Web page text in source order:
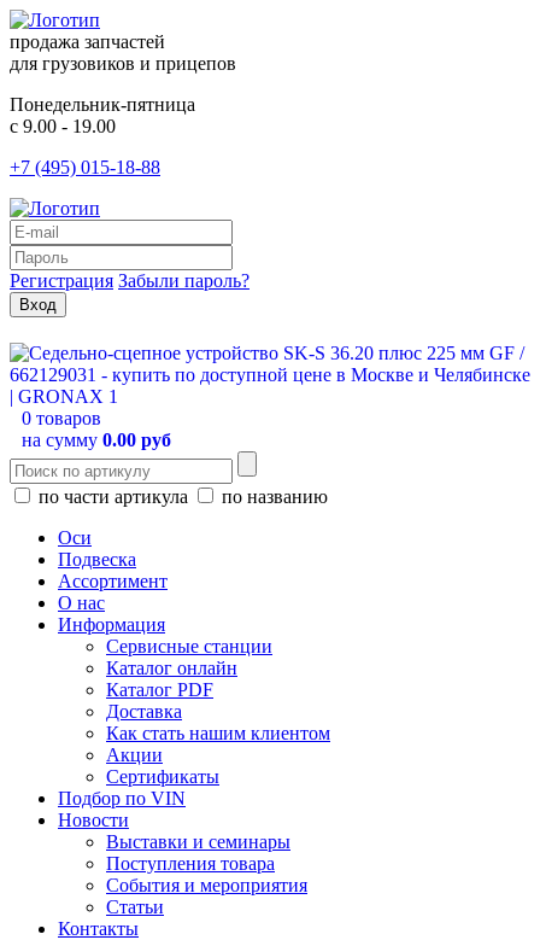
продажа запчастей
для грузовиков и прицепов
Понедельник-пятница
с 9.00 - 19.00
+7 (495) 015-18-88
Регистрация Забыли пароль?
0 товаров
на сумму 0.00 руб
по части артикула
по названию
Оси
Подвеска
Ассортимент
О нас
Информация
Сервисные станции
Каталог онлайн
Каталог PDF
Доставка
Как стать нашим клиентом
Акции
Сертификаты
Подбор по VIN
Новости
Выставки и семинары
Поступления товара
События и мероприятия
Статьи
Контакты